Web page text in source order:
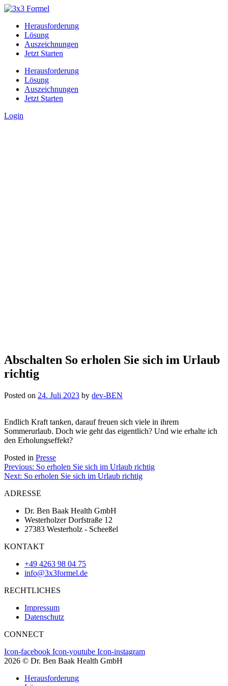
Herausforderung
Lösung
Auszeichnungen
Jetzt Starten
Herausforderung
Lösung
Auszeichnungen
Jetzt Starten
Login
Abschalten So erholen Sie sich im Urlaub
richtig
Posted on 24. Juli 2023 by dev-BEN
Endlich Kraft tanken, darauf freuen sich viele in ihrem
Sommerurlaub. Doch wie geht das eigentlich? Und wie erhalte ich
den Erholungseffekt?
Posted in Presse
Beitragsnavigation
Previous: So erholen Sie sich im Urlaub richtig
Next: So erholen Sie sich im Urlaub richtig
ADRESSE
Dr. Ben Baak Health GmbH
Westerholzer Dorfstraße 12
27383 Westerholz - Scheeßel
KONTAKT
+49 4263 98 04 75
info@3x3formel.de
RECHTLICHES
Impressum
Datenschutz
CONNECT
Icon-facebook Icon-youtube Icon-instagram
2026 © Dr. Ben Baak Health GmbH
Herausforderung